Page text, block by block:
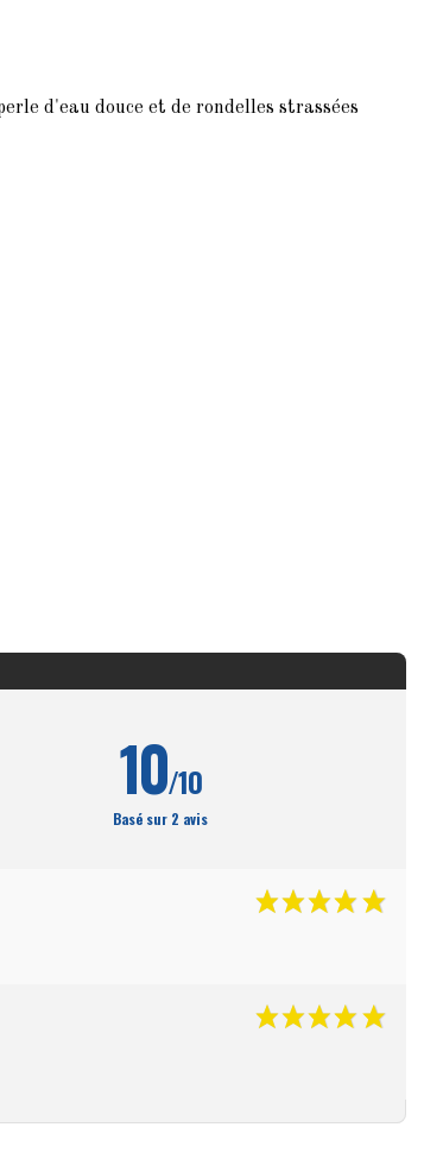
d'eau douce et de rondelles strassées
10/10
Basé sur 2 avis